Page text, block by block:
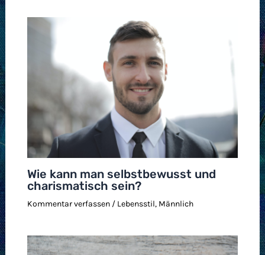
Wie kann man selbstbewusst und
charismatisch sein?
Kommentar verfassen / Lebensstil, Männlich